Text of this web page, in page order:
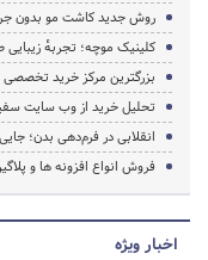
روش جدید کاشت مو بدون
کلینیک موچه؛ تجربهٔ زیبایی
بزرگترین مرکز خرید تخصصی
تحلیل خرید از وب سایت
انقلابی در فرم‌دهی بدن؛
فروش انواع افزونه ها و
اخبار ویژه